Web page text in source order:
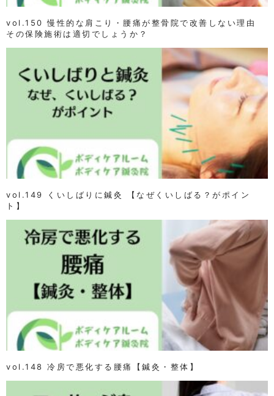
vol.150 慢性的な肩こり・腰痛が整骨院で改善しない理由
その保険施術は適切でしょうか？
vol.149 くいしばりに鍼灸 【なぜくいしばる？がポイン
ト】
vol.148 冷房で悪化する腰痛【鍼灸・整体】